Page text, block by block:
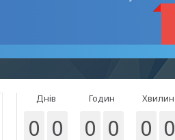
Днів
0 0
Годин
0 0
Хвилин
0 0